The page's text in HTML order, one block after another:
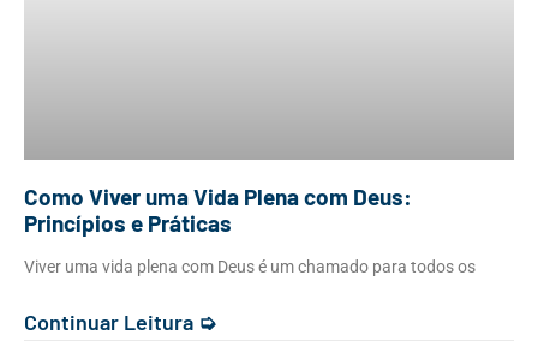
Como Viver uma Vida Plena com Deus:
Princípios e Práticas
Viver uma vida plena com Deus é um chamado para todos os
Continuar Leitura ➭